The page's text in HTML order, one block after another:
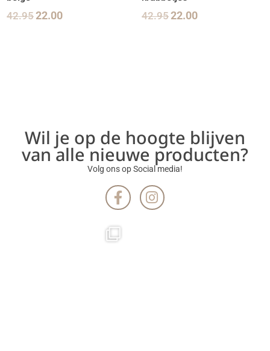
42.9522.00 42.9522.00
Wil je op de hoogte blijven
van alle nieuwe producten?
Volg ons op Social media!